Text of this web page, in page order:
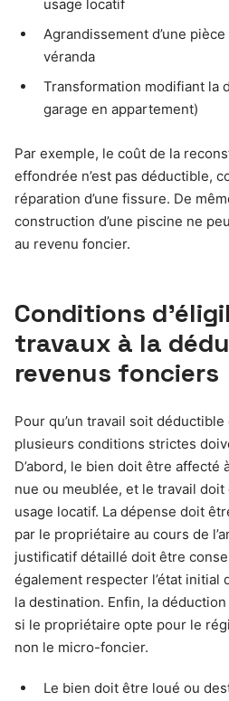
usage locatif
Agrandissement d’une pièce
véranda
Transformation modifiant la
garage en appartement)
Par exemple, le coût de la
effondrée n’est pas déductible,
réparation d’une fissure. De
construction d’une piscine ne
au revenu foncier.
Conditions
travaux à la
revenus fonciers
Pour qu’un travail soit
plusieurs conditions strictes
D’abord, le bien doit être affecté
nue ou meublée, et le travail
usage locatif. La dépense doit
par le propriétaire au cours de
justificatif détaillé doit être
également respecter l’état initial
la destination. Enfin, la
si le propriétaire opte pour le
non le micro-foncier.
Le bien doit être loué ou